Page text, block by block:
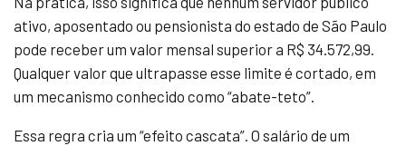
ativo, aposentado ou pensionista do estado de São Paulo
pode receber um valor mensal superior a R$ 34.572,99.
Qualquer valor que ultrapasse esse limite é cortado, em
um mecanismo conhecido como “abate-teto”.
Essa regra cria um “efeito cascata”. O salário de um